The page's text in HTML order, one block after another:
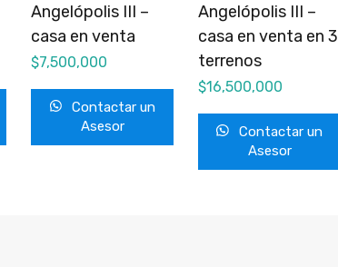
Angelópolis III –
casa en venta
$7,500,000
Contactar un
Asesor
Angelópolis III –
casa en venta en 3
terrenos
$16,500,000
Contactar un
Asesor